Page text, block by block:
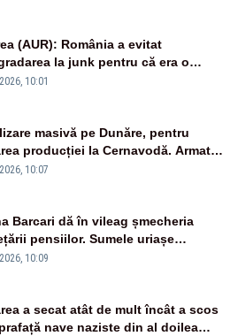
(AUR): România a evitat
la junk pentru că era o
pentru bănci și fondurile de
10:01
masivă pe Dunăre, pentru
producției la Cernavodă. Armata
o stâncă și va devia apa
10:07
Barcari dă în vileag șmecheria
pensiilor. Sumele uriașe
de fiecare român
10:09
a secat atât de mult încât a scos
nave naziste din al doilea